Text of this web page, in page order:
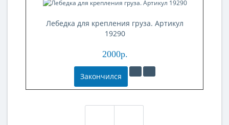
Лебедка для крепления груза. Артикул
19290
2000р.
Закончился